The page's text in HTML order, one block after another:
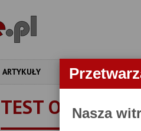
Nasza
ARTYKUŁY APARATY
TEST